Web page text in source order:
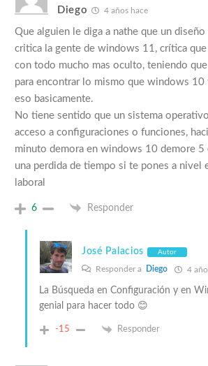
Diego 4 años hace
Que alguien le diga a nathe que un
critica la gente de windows 11, crítica que
con todo mucho mas oculto, teniendo
para encontrar lo mismo que windows 10
eso basicamente.
No tiene sentido que un sistema
acceso a configuraciones o funciones,
minuto demora en windows 10 demore 5
una perdida de tiempo si te pones a nivel
laboral
6 Responder
José Palacios Autor
Responder a Diego 4
La Búsqueda en Configuración y en
genial para hacer todo 😊
-15 Responder